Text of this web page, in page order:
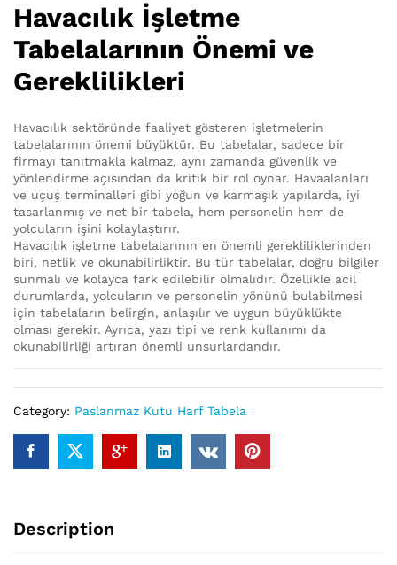
Havacılık İşletme
Tabelalarının Önemi ve
Gereklilikleri
Havacılık sektöründe faaliyet gösteren işletmelerin
tabelalarının önemi büyüktür. Bu tabelalar, sadece bir
firmayı tanıtmakla kalmaz, aynı zamanda güvenlik ve
yönlendirme açısından da kritik bir rol oynar. Havaalanları
ve uçuş terminalleri gibi yoğun ve karmaşık yapılarda, iyi
tasarlanmış ve net bir tabela, hem personelin hem de
yolcuların işini kolaylaştırır.
Havacılık işletme tabelalarının en önemli gerekliliklerinden
biri, netlik ve okunabilirliktir. Bu tür tabelalar, doğru bilgiler
sunmalı ve kolayca fark edilebilir olmalıdır. Özellikle acil
durumlarda, yolcuların ve personelin yönünü bulabilmesi
için tabelaların belirgin, anlaşılır ve uygun büyüklükte
olması gerekir. Ayrıca, yazı tipi ve renk kullanımı da
okunabilirliği artıran önemli unsurlardandır.
Category: Paslanmaz Kutu Harf Tabela
Description